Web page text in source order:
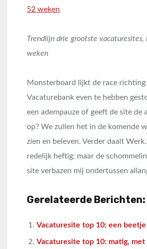
Trendlijn drie grootste
weken
Monsterboard lijkt de race
Vacaturebank even te hebben
een adempauze of geeft de site de
op? We zullen het in de komende
zien en beleven. Verder daalt
redelijk heftig; maar de
site verbazen mij ondertussen
Gerelateerde Berichten:
Vacaturesite top 10: een
Vacaturesite top 10: matig, met